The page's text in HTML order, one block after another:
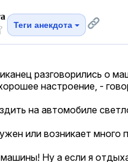
Теги анекдота
разговорились о
настроение, -
на автомобиле
или возникает много
машины! Ну а если я